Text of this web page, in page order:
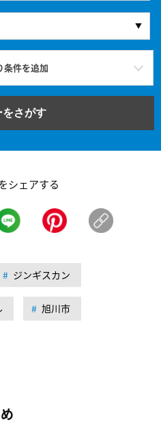
条件を追加
をさがす
シェアする
ジンギスカン
旭川市